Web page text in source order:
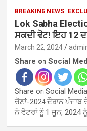
BREAKING NEWS
Lok Sabha
ਸਕਦੀ ਵੋਟ! ਇਹ 12
March 22, 2024
Share on Social
Share on Social
ਚੋਣਾਂ-2024 ਦੌਰਾਨ
ਨੇ ਵੋਟਰਾਂ ਨੂੰ 1 ਜੂਨ, 2024